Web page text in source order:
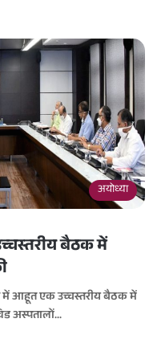
अयोध्या
बैठक में
आहूत एक उच्चस्तरीय बैठक में
अस्पतालों…